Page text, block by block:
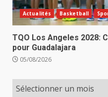
Actualités Basketball
TQO Los Angeles 2028:
pour Guadalajara
05/08/2026